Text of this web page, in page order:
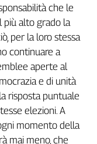
che le
più alto grado la
per la loro stessa
continuare a
aperte al
e di unità
risposta puntuale
elezioni. A
momento della
mai meno, che